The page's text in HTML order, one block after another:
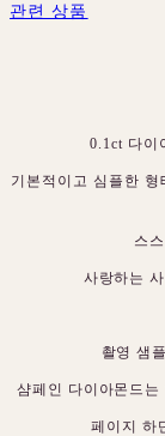
관련 상품
0.1ct 다이
기본적이고 심플한 형
스
사랑하는
촬영 샘
샴페인 다이아몬드
페이지 하